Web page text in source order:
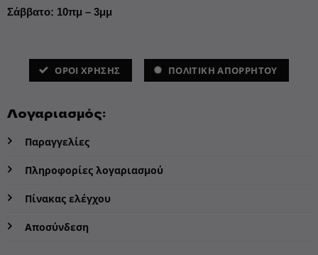
Σάββατο: 10πμ – 3μμ
ΌΡΟΙ ΧΡΗΣΗΣ ΠΟΛΙΤΙΚΗ ΑΠΟΡΡΗΤΟΥ
Λογαριασμός:
Παραγγελίες
Πληροφορίες λογαριασμού
Πίνακας ελέγχου
Αποσύνδεση